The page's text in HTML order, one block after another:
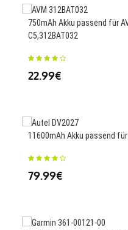
750mAh Akku passend für
C5,312BAT032
22.99€
11600mAh Akku passend
79.99€